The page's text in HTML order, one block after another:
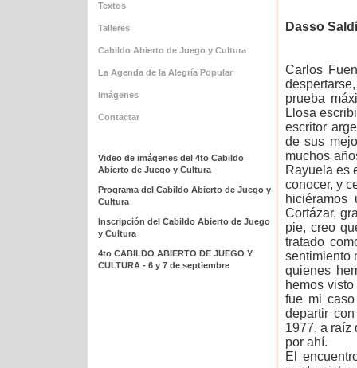
Textos
Talleres
Cabildo Abierto de Juego y Cultura
La Agenda de la Alegría Popular
Imágenes
Contactar
Video de imágenes del 4to Cabildo
Abierto de Juego y Cultura
Programa del Cabildo Abierto de Juego y
Cultura
Inscripción del Cabildo Abierto de Juego
y Cultura
4to CABILDO ABIERTO DE JUEGO Y
CULTURA - 6 y 7 de septiembre
Dasso
Carlos
prueba
Llosa
escritor
de sus
muchos
Rayuela es
conocer, y
Cortázar,
pie, creo
tratado
sentimiento
quienes
hemos
fue mi
departir
1977, a raíz
por ahí.
El